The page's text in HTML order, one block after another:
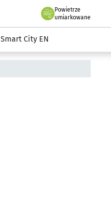
Powietrze
we Wrocławiu
umiarkowane
Smart City EN